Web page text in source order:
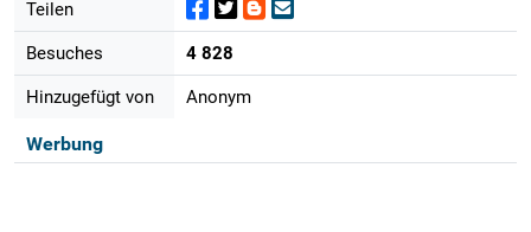
Teilen
Besuches 4 828
Hinzugefügt von Anonym
Werbung